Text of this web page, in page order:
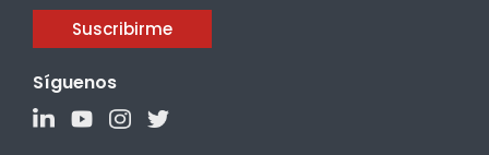
Suscribirme
Síguenos